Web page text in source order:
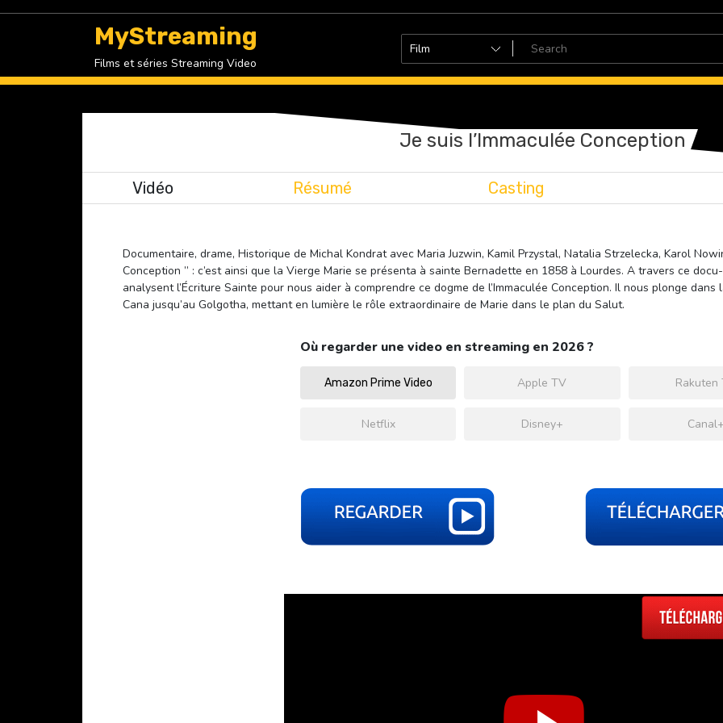
MyStreaming
Films et séries Streaming Video
Je suis l’Immaculée Conception
Vidéo Résumé Casting
Documentaire, drame, Historique de Michal Kondrat avec Maria Juzwin, Kamil Przystal, Natalia Strzelecka, Karol
Conception ” : c’est ainsi que la Vierge Marie se présenta à sainte Bernadette en 1858 à Lourdes. A travers ce
analysent l’Écriture Sainte pour nous aider à comprendre ce dogme de l’Immaculée Conception. Il nous plonge
Cana jusqu’au Golgotha, mettant en lumière le rôle extraordinaire de Marie dans le plan du Salut.
Où regarder une video en streaming en 2026 ?
Amazon Prime Video Apple TV Rakuten
Netflix Disney+